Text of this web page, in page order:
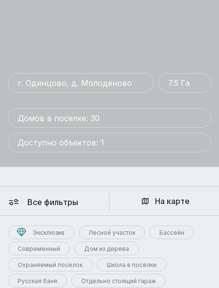
г. Одинцово, д. Молоденово 7.5 Га
Домов в поселке: 30
Доступно объектов: 1
Все фильтры
Эксклюзив Лесной участок Бассейн
Современный Дом из дерева
Охраняемый поселок Школа в посёлке
Русская баня Отдельно стоящий гараж
На карте